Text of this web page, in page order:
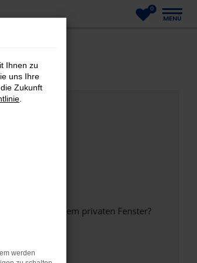
0
MENÜ
oder in einem privaten Fenster?
Ihnen zu
uns Ihre
Zukunft
werden